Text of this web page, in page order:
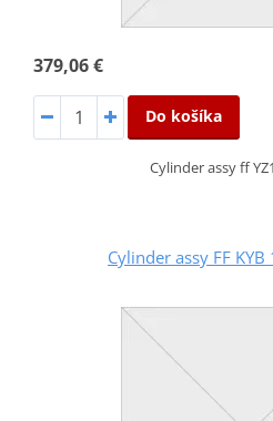
379,06 €
Do košíka
Cylinder assy ff
Cylinder assy FF